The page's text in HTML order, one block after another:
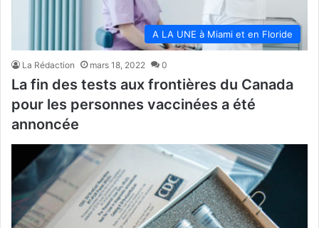
A LA UNE à Miami et en Floride
La Rédaction mars 18, 2022 0
La fin des tests aux frontières du Canada
pour les personnes vaccinées a été
annoncée